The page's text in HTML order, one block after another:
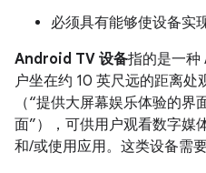
必须具有能够使设备实
Android TV 设备指的是一种
户坐在约 10 英尺远的距离处
（“提供大屏幕娱乐体验的
面”），可供用户观看数字媒
和/或使用应用。这类设备需